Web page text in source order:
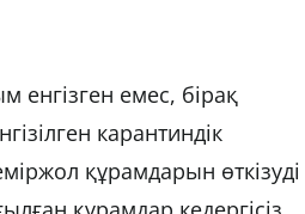
енгізген емес, бірақ
карантиндік
құрамдарын өткізуді